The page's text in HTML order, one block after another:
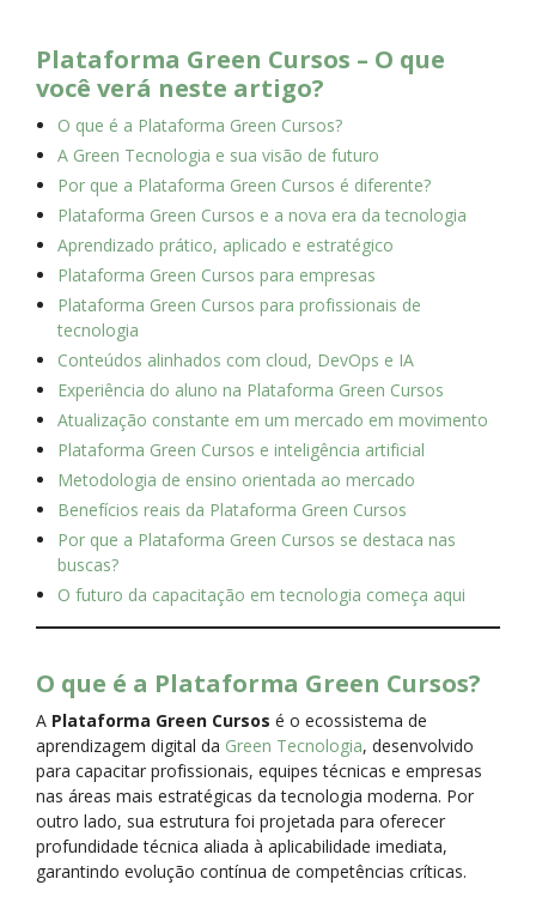
Plataforma Green Cursos – O que
você verá neste artigo?
O que é a Plataforma Green Cursos?
A Green Tecnologia e sua visão de futuro
Por que a Plataforma Green Cursos é diferente?
Plataforma Green Cursos e a nova era da tecnologia
Aprendizado prático, aplicado e estratégico
Plataforma Green Cursos para empresas
Plataforma Green Cursos para profissionais de
tecnologia
Conteúdos alinhados com cloud, DevOps e IA
Experiência do aluno na Plataforma Green Cursos
Atualização constante em um mercado em movimento
Plataforma Green Cursos e inteligência artificial
Metodologia de ensino orientada ao mercado
Benefícios reais da Plataforma Green Cursos
Por que a Plataforma Green Cursos se destaca nas
buscas?
O futuro da capacitação em tecnologia começa aqui
O que é a Plataforma Green Cursos?
A Plataforma Green Cursos é o ecossistema de
aprendizagem digital da Green Tecnologia, desenvolvido
para capacitar profissionais, equipes técnicas e empresas
nas áreas mais estratégicas da tecnologia moderna. Por
outro lado, sua estrutura foi projetada para oferecer
profundidade técnica aliada à aplicabilidade imediata,
garantindo evolução contínua de competências críticas.